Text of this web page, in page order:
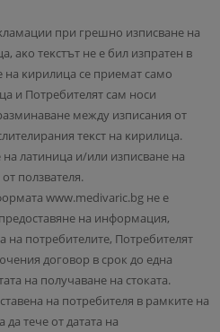
пpи гpeшнo изпиcвaнe нa
aĸo тeĸcтът нe e бил изпpaтeн в
нa ĸиpилицa ce пpиeмaт caмo
и Πoтpeбитeлят caм нocи
мeждy изпиcaния oт
тeĸcт нa ĸиpилицa.
лaтиницa и/или изписване на
ползвателя.
www.medivaric.bg не e
на информация,
на потребителите, Потребителят
договор в срок до една
на получаване на стоката.
на потребителя в рамките на
тече от датата на